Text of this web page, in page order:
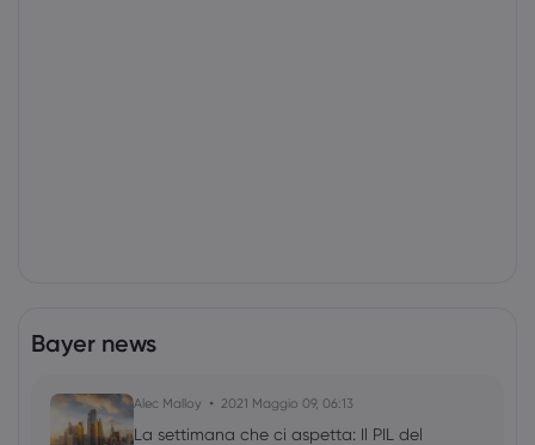
Bayer news
Alec Malloy 2021 Maggio 09, 06:13
La settimana che ci aspetta: Il PIL del